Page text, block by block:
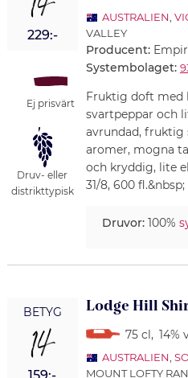
229:-
Ej prisvärt
Druv- eller
distrikttypisk
AUSTRALIEN
VALLEY
Producent:
Systembolaget:
Fruktig doft med
svartpeppar och
avrundad, fruktig
aromer, mogna
och kryddig, lite
31/8, 600 fl.&nbsp;
Druvor:100%
BETYG
14
Lodge Hill
75 cl, 14%
AUSTRALIEN
MOUNT LOFTY